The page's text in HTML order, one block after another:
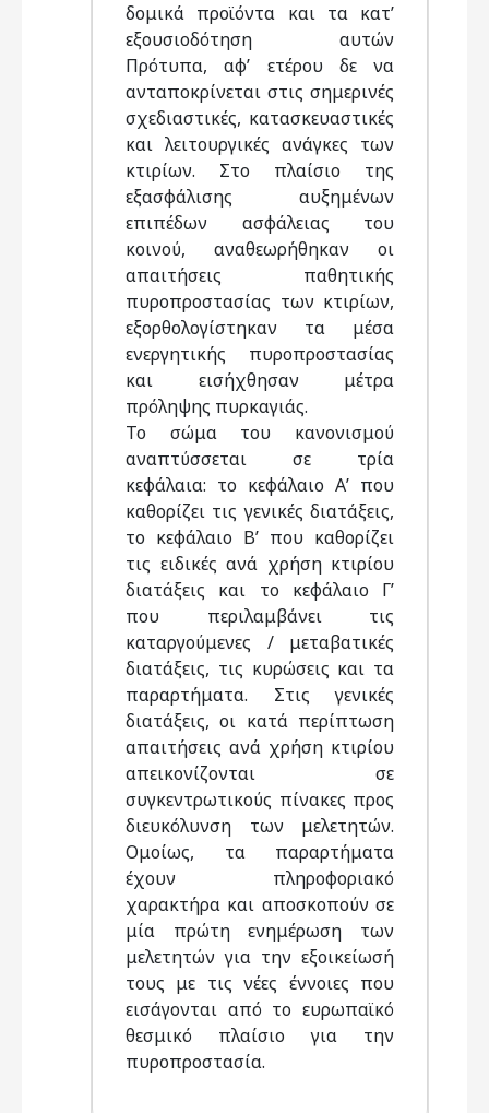
δομικά προϊόντα και τα κατ’
εξουσιοδότηση αυτών
Πρότυπα, αφ’ ετέρου δε να
ανταποκρίνεται στις σημερινές
σχεδιαστικές, κατασκευαστικές
και λειτουργικές ανάγκες των
κτιρίων. Στο πλαίσιο της
εξασφάλισης αυξημένων
επιπέδων ασφάλειας του
κοινού, αναθεωρήθηκαν οι
απαιτήσεις παθητικής
πυροπροστασίας των κτιρίων,
εξορθολογίστηκαν τα μέσα
ενεργητικής πυροπροστασίας
και εισήχθησαν μέτρα
πρόληψης πυρκαγιάς.
Το σώμα του κανονισμού
αναπτύσσεται σε τρία
κεφάλαια: το κεφάλαιο Α’ που
καθορίζει τις γενικές διατάξεις,
το κεφάλαιο Β’ που καθορίζει
τις ειδικές ανά χρήση κτιρίου
διατάξεις και το κεφάλαιο Γ’
που περιλαμβάνει τις
καταργούμενες / μεταβατικές
διατάξεις, τις κυρώσεις και τα
παραρτήματα. Στις γενικές
διατάξεις, οι κατά περίπτωση
απαιτήσεις ανά χρήση κτιρίου
απεικονίζονται σε
συγκεντρωτικούς πίνακες προς
διευκόλυνση των μελετητών.
Ομοίως, τα παραρτήματα
έχουν πληροφοριακό
χαρακτήρα και αποσκοπούν σε
μία πρώτη ενημέρωση των
μελετητών για την εξοικείωσή
τους με τις νέες έννοιες που
εισάγονται από το ευρωπαϊκό
θεσμικό πλαίσιο για την
πυροπροστασία.